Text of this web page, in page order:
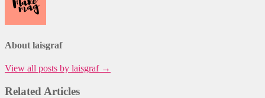
About laisgraf
View all posts by laisgraf →
Related Articles